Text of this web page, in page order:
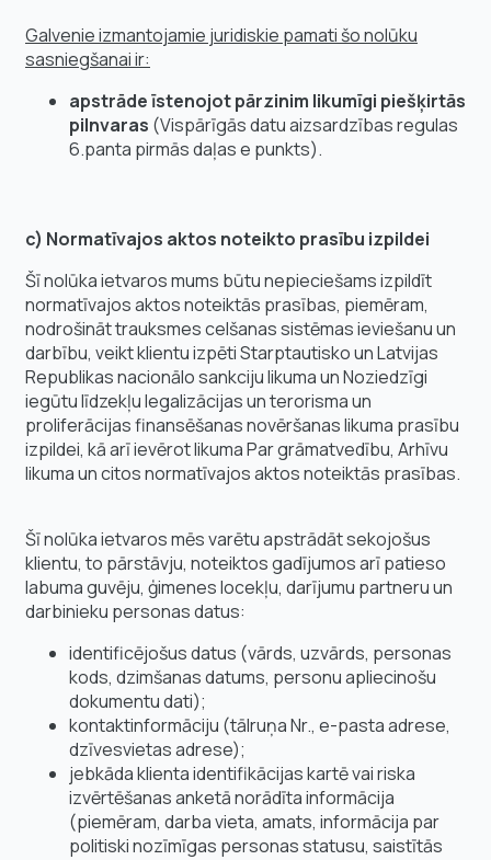
Galvenie izmantojamie juridiskie pamati šo nolūku
sasniegšanai ir:
apstrāde īstenojot pārzinim likumīgi piešķirtās
pilnvaras (Vispārīgās datu aizsardzības regulas
6.panta pirmās daļas e punkts).
c) Normatīvajos aktos noteikto prasību izpildei
Šī nolūka ietvaros mums būtu nepieciešams izpildīt
normatīvajos aktos noteiktās prasības, piemēram,
nodrošināt trauksmes celšanas sistēmas ieviešanu un
darbību, veikt klientu izpēti Starptautisko un Latvijas
Republikas nacionālo sankciju likuma un Noziedzīgi
iegūtu līdzekļu legalizācijas un terorisma un
proliferācijas finansēšanas novēršanas likuma prasību
izpildei, kā arī ievērot likuma Par grāmatvedību, Arhīvu
likuma un citos normatīvajos aktos noteiktās prasības.
Šī nolūka ietvaros mēs varētu apstrādāt sekojošus
klientu, to pārstāvju, noteiktos gadījumos arī patieso
labuma guvēju, ģimenes locekļu, darījumu partneru un
darbinieku personas datus:
identificējošus datus (vārds, uzvārds, personas
kods, dzimšanas datums, personu apliecinošu
dokumentu dati);
kontaktinformāciju (tālruņa Nr., e-pasta adrese,
dzīvesvietas adrese);
jebkāda klienta identifikācijas kartē vai riska
izvērtēšanas anketā norādīta informācija
(piemēram, darba vieta, amats, informācija par
politiski nozīmīgas personas statusu, saistītās